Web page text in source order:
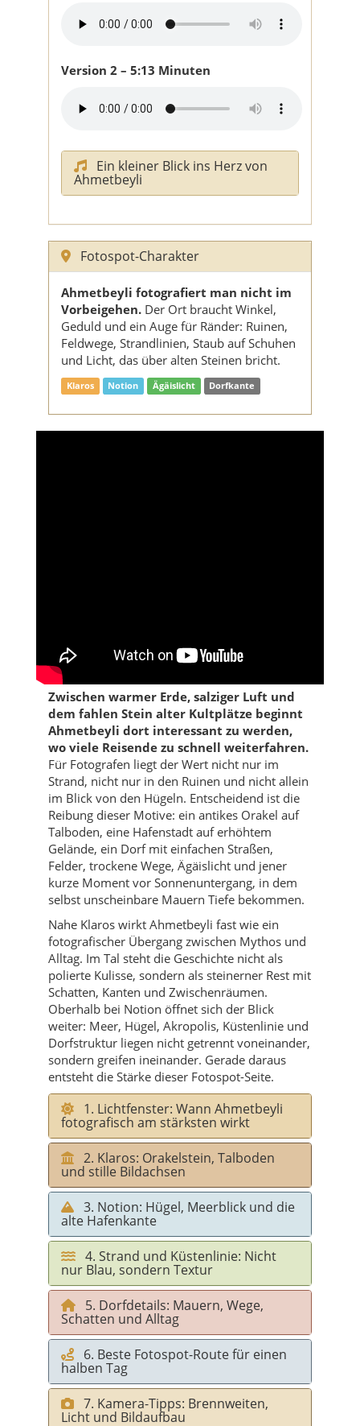
Version 2 – 5:13 Minuten
Ein kleiner Blick ins Herz von
Ahmetbeyli
Fotospot-Charakter
Ahmetbeyli fotografiert man nicht im
Vorbeigehen. Der Ort braucht Winkel,
Geduld und ein Auge für Ränder: Ruinen,
Feldwege, Strandlinien, Staub auf Schuhen
und Licht, das über alten Steinen bricht.
Klaros Notion Ägäislicht Dorfkante
Zwischen warmer Erde, salziger Luft und
dem fahlen Stein alter Kultplätze beginnt
Ahmetbeyli dort interessant zu werden,
wo viele Reisende zu schnell weiterfahren.
Für Fotografen liegt der Wert nicht nur im
Strand, nicht nur in den Ruinen und nicht allein
im Blick von den Hügeln. Entscheidend ist die
Reibung dieser Motive: ein antikes Orakel auf
Talboden, eine Hafenstadt auf erhöhtem
Gelände, ein Dorf mit einfachen Straßen,
Felder, trockene Wege, Ägäislicht und jener
kurze Moment vor Sonnenuntergang, in dem
selbst unscheinbare Mauern Tiefe bekommen.
Nahe Klaros wirkt Ahmetbeyli fast wie ein
fotografischer Übergang zwischen Mythos und
Alltag. Im Tal steht die Geschichte nicht als
polierte Kulisse, sondern als steinerner Rest mit
Schatten, Kanten und Zwischenräumen.
Oberhalb bei Notion öffnet sich der Blick
weiter: Meer, Hügel, Akropolis, Küstenlinie und
Dorfstruktur liegen nicht getrennt voneinander,
sondern greifen ineinander. Gerade daraus
entsteht die Stärke dieser Fotospot-Seite.
1. Lichtfenster: Wann Ahmetbeyli
fotografisch am stärksten wirkt
2. Klaros: Orakelstein, Talboden
und stille Bildachsen
3. Notion: Hügel, Meerblick und die
alte Hafenkante
4. Strand und Küstenlinie: Nicht
nur Blau, sondern Textur
5. Dorfdetails: Mauern, Wege,
Schatten und Alltag
6. Beste Fotospot-Route für einen
halben Tag
7. Kamera-Tipps: Brennweiten,
Licht und Bildaufbau